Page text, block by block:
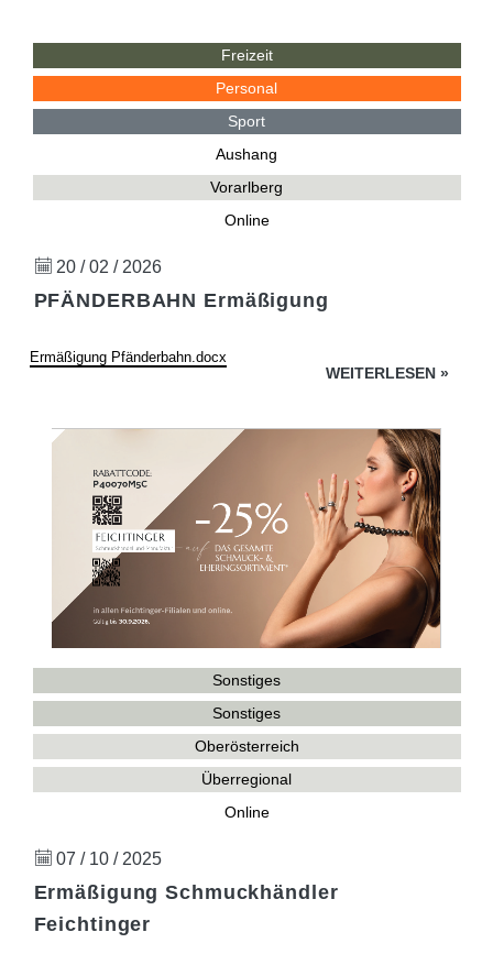
Freizeit
Personal
Sport
Aushang
Vorarlberg
Online
20 / 02 / 2026
PFÄNDERBAHN Ermäßigung
Ermäßigung Pfänderbahn.docx
WEITERLESEN »
Sonstiges
Sonstiges
Oberösterreich
Überregional
Online
07 / 10 / 2025
Ermäßigung Schmuckhändler
Feichtinger